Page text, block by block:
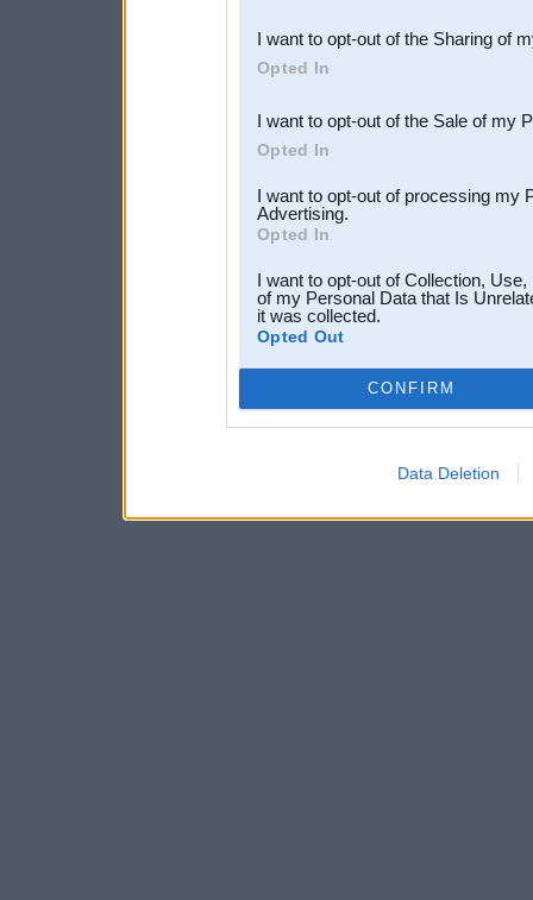
Downstream Participants
third parties.
I want to opt-out of the Sharing of
Opted In
I want to opt-out of the Sale of my
Opted In
I want to opt-out of processing my
Advertising.
Opted In
I want to opt-out of Collection,
of my Personal Data that Is
it was collected.
Opted Out
CONFIRM
Data Deletion